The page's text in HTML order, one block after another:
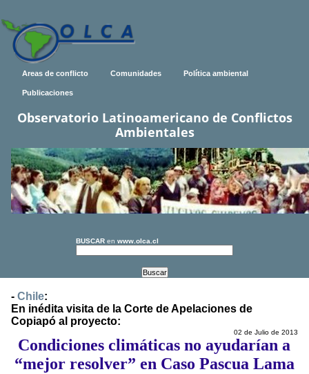
Areas de conflicto Comunidades Política ambiental
Publicaciones
Observatorio Latinoamericano de Conflictos
Ambientales
BUSCAR en www.olca.cl
- Chile:
En inédita visita de la Corte de Apelaciones de
Copiapó al proyecto:
02 de Julio de 2013
Condiciones climáticas no ayudarían a
“mejor resolver” en Caso Pascua Lama